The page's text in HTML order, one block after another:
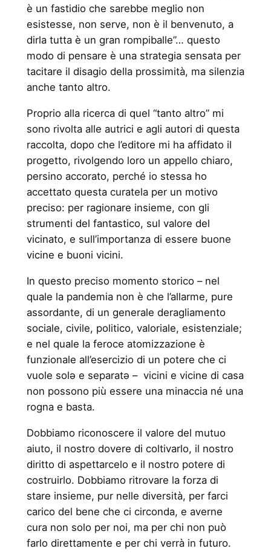
è un fastidio che sarebbe meglio non
esistesse, non serve, non è il benvenuto, a
dirla tutta è un gran rompiballe”… questo
modo di pensare è una strategia sensata per
tacitare il disagio della prossimità, ma silenzia
anche tanto altro.
Proprio alla ricerca di quel “tanto altro” mi
sono rivolta alle autrici e agli autori di questa
raccolta, dopo che l’editore mi ha affidato il
progetto, rivolgendo loro un appello chiaro,
persino accorato, perché io stessa ho
accettato questa curatela per un motivo
preciso: per ragionare insieme, con gli
strumenti del fantastico, sul valore del
vicinato, e sull’importanza di essere buone
vicine e buoni vicini.
In questo preciso momento storico – nel
quale la pandemia non è che l’allarme, pure
assordante, di un generale deragliamento
sociale, civile, politico, valoriale, esistenziale;
e nel quale la feroce atomizzazione è
funzionale all’esercizio di un potere che ci
vuole solə e separatə – vicini e vicine di casa
non possono più essere una minaccia né una
rogna e basta.
Dobbiamo riconoscere il valore del mutuo
aiuto, il nostro dovere di coltivarlo, il nostro
diritto di aspettarcelo e il nostro potere di
costruirlo. Dobbiamo ritrovare la forza di
stare insieme, pur nelle diversità, per farci
carico del bene che ci circonda, e averne
cura non solo per noi, ma per chi non può
farlo direttamente e per chi verrà in futuro.